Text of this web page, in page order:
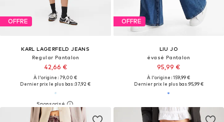
OFFRE
KARL LAGERFELD JEANS
Regular Pantalon
42,66 €
À l'origine : 79,00 €
Dernier prix le plus bas :37,92 €
OFFRE
LIU JO
évasé Pantalon
95,99 €
À l'origine : 159,99 €
Dernier prix le plus bas :95,99 €